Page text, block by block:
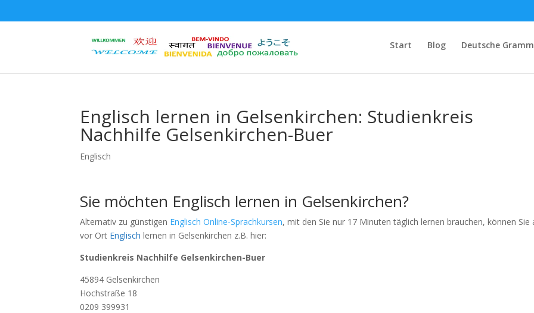
Start Blog Deutsche
Englisch lernen in Gelsenkirchen: Studienkreis
Nachhilfe Gelsenkirchen-Buer
Englisch
Sie möchten Englisch lernen in Gelsenkirchen?
Alternativ zu günstigen Englisch Online-Sprachkursen, mit den Sie nur 17 Minuten täglich lernen brauchen, können Sie
vor Ort Englisch lernen in Gelsenkirchen z.B. hier:
Studienkreis Nachhilfe Gelsenkirchen-Buer
45894 Gelsenkirchen
Hochstraße 18
0209 399931